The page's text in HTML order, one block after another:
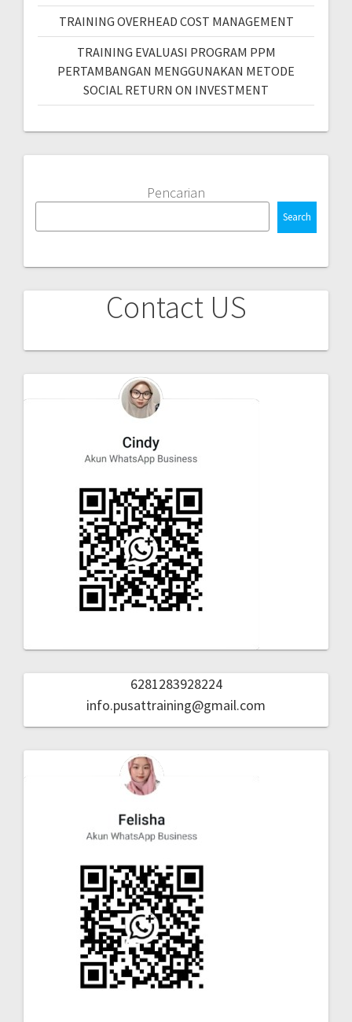
TRAINING OVERHEAD COST MANAGEMENT
TRAINING EVALUASI PROGRAM PPM
PERTAMBANGAN MENGGUNAKAN METODE
SOCIAL RETURN ON INVESTMENT
Pencarian
Search
Contact US
6281283928224
info.pusattraining@gmail.com